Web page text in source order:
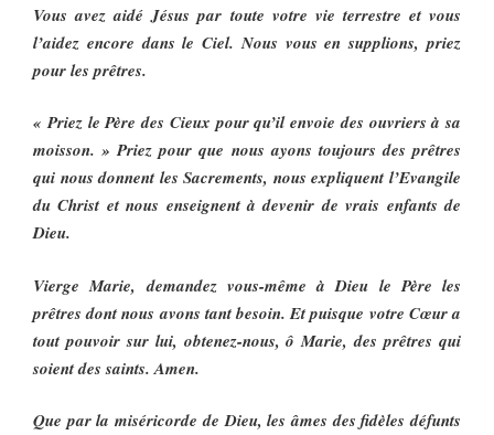
Vous avez aidé Jésus par toute votre vie terrestre et vous
l’aidez encore dans le Ciel. Nous vous en supplions, priez
pour les prêtres.
« Priez le Père des Cieux pour qu’il envoie des ouvriers à sa
moisson. » Priez pour que nous ayons toujours des prêtres
qui nous donnent les Sacrements, nous expliquent l’Evangile
du Christ et nous enseignent à devenir de vrais enfants de
Dieu.
Vierge Marie, demandez vous-même à Dieu le Père les
prêtres dont nous avons tant besoin. Et puisque votre Cœur a
tout pouvoir sur lui, obtenez-nous, ô Marie, des prêtres qui
soient des saints. Amen.
Que par la miséricorde de Dieu, les âmes des fidèles défunts